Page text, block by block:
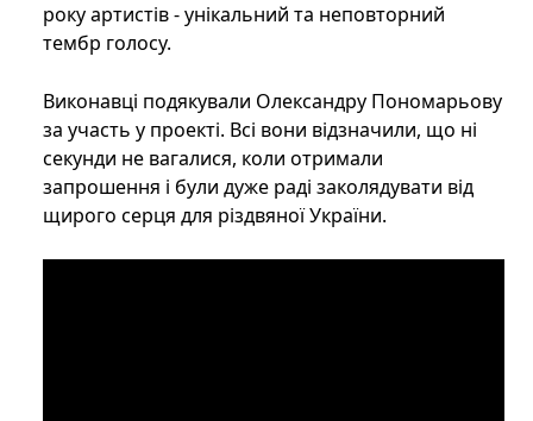
року артистів - унікальний та неповторний
тембр голосу.
Виконавці подякували Олександру Пономарьову
за участь у проекті. Всі вони відзначили, що ні
секунди не вагалися, коли отримали
запрошення і були дуже раді заколядувати від
щирого серця для різдвяної України.